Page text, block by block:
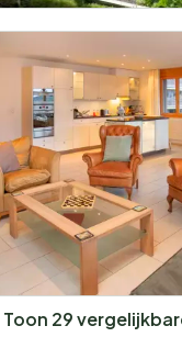
Toon 29